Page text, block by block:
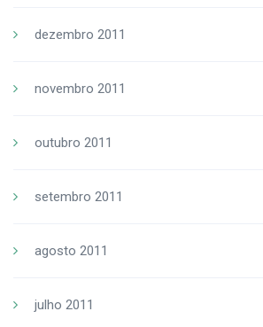
dezembro 2011
novembro 2011
outubro 2011
setembro 2011
agosto 2011
julho 2011